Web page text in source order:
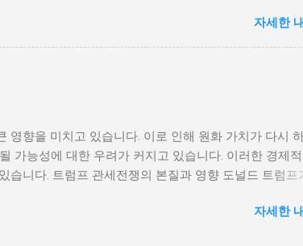
발발 가능성을 크게 낮출 수 있다. 군사적 갈등과 내전
. 무장세력 간의 갈등이 심화되거나 외부 세력이 개입
각각의 이념이나 이해관계에 따라 성격이 다르지만, 이
상호작용하여 이루어진다. 예를 들어, 산업 혁명은 사람
다. 이에 따라 개인의 역할과 목표 또한 변화할 수밖에
회를 창출한다. 예를 들어, 정보통신기술의 발전으로 인
역적인 제약에서 벗어나 국제적인 시장에서도 활발히
안감과 스트레스를 느낄 수 있으며, 이에 따라 성장의
에 어떻게 대응하는지가 중요하다. 올바른 대처 방법
이다. 개인 성장의 과정과 사회적 환경 개인 성장은
인의 성장에 긍정적 또는 부정적인 결과를 가져올 수 있
자세한
영향을 미치고 있습니다. 이로 인해 원화 가치가 다시
가능성에 대한 우려가 커지고 있습니다. 이러한 경제
습니다. 트럼프 관세전쟁의 본질과 영향 도널드 트럼프
기 시작했습니다. 이러한 조치는 단기적으로는 미국 내
자세한